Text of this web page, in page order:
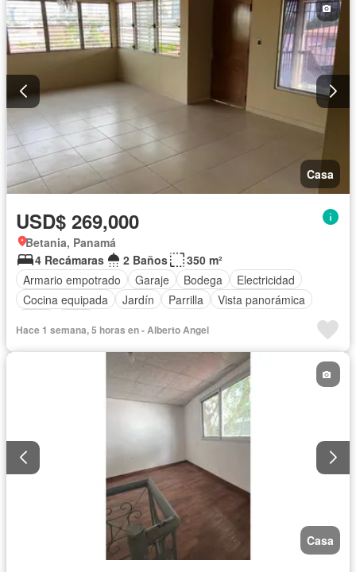
Casa
USD$ 269,000
Betania, Panamá
4 Recámaras
2 Baños
350 m²
Armario empotrado
Garaje Bodega
Electricidad
Cocina equipada
Jardín Parrilla
Vista panorámica
Hace 1 semana, 5 horas en - Alberto Angel
Casa